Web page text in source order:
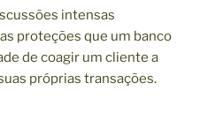
intensas
proteções que um banco
de coagir um cliente a
próprias transações.